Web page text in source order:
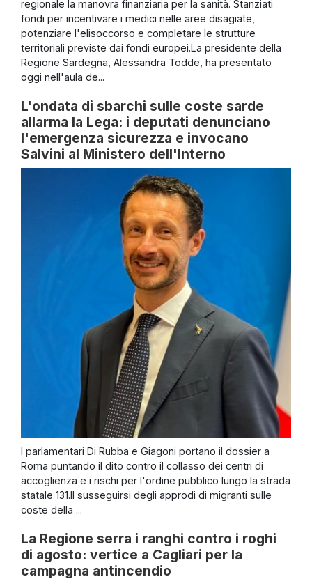
regionale la manovra finanziaria per la sanità. Stanziati
fondi per incentivare i medici nelle aree disagiate,
potenziare l'elisoccorso e completare le strutture
territoriali previste dai fondi europei.La presidente della
Regione Sardegna, Alessandra Todde, ha presentato
oggi nell'aula de...
L'ondata di sbarchi sulle coste sarde
allarma la Lega: i deputati denunciano
l'emergenza sicurezza e invocano
Salvini al Ministero dell'Interno
I parlamentari Di Rubba e Giagoni portano il dossier a
Roma puntando il dito contro il collasso dei centri di
accoglienza e i rischi per l'ordine pubblico lungo la strada
statale 131.Il susseguirsi degli approdi di migranti sulle
coste della ...
La Regione serra i ranghi contro i roghi
di agosto: vertice a Cagliari per la
campagna antincendio